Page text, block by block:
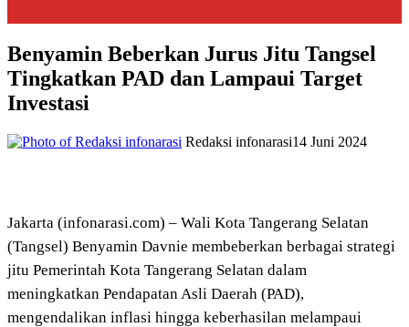
Benyamin Beberkan Jurus Jitu Tangsel
Tingkatkan PAD dan Lampaui Target
Investasi
Redaksi infonarasi14 Juni 2024
Jakarta (infonarasi.com) – Wali Kota Tangerang Selatan
(Tangsel) Benyamin Davnie membeberkan berbagai strategi
jitu Pemerintah Kota Tangerang Selatan dalam
meningkatkan Pendapatan Asli Daerah (PAD),
mengendalikan inflasi hingga keberhasilan melampaui